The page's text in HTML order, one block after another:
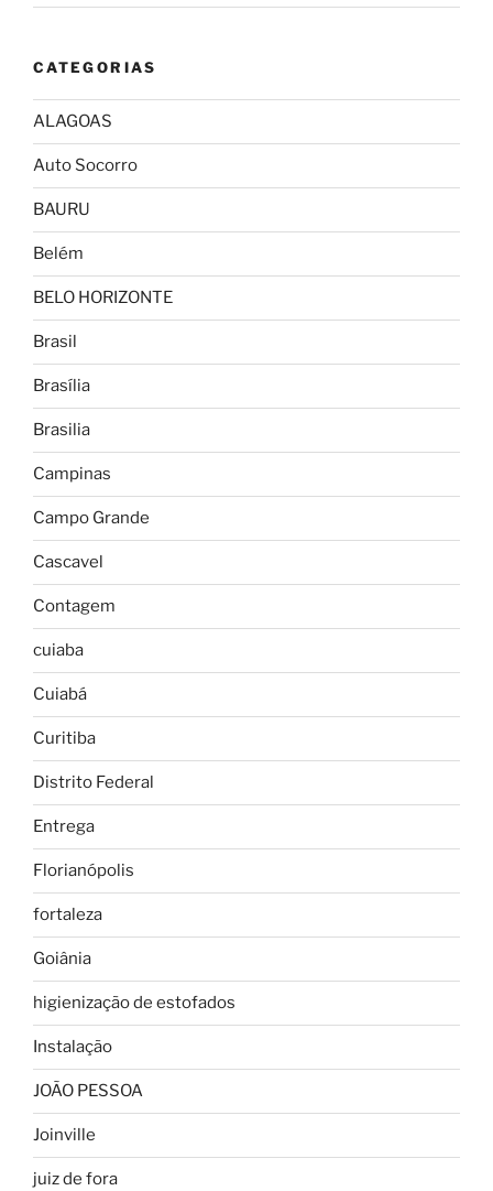
CATEGORIAS
ALAGOAS
Auto Socorro
BAURU
Belém
BELO HORIZONTE
Brasil
Brasília
Brasilia
Campinas
Campo Grande
Cascavel
Contagem
cuiaba
Cuiabá
Curitiba
Distrito Federal
Entrega
Florianópolis
fortaleza
Goiânia
higienização de estofados
Instalação
JOÃO PESSOA
Joinville
juiz de fora